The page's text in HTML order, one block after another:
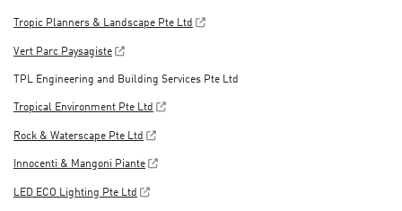
Tropic Planners & Landscape Pte Ltd
Vert Parc Paysagiste
TPL Engineering and Building Services Pte Ltd
Tropical Environment Pte Ltd
Rock & Waterscape Pte Ltd
Innocenti & Mangoni Piante
LED ECO Lighting Pte Ltd